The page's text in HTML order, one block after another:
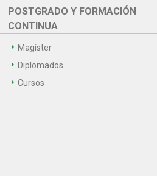
POSTGRADO Y FORMACIÓN
CONTINUA
Magíster
Diplomados
Cursos